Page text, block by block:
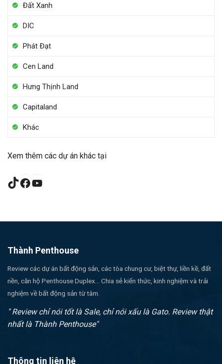
Đất Xanh
DIC
Phát Đạt
Cen Land
Hưng Thịnh Land
Capitaland
Khác
Xem thêm các dự án khác tại
TikTok
Facebook
Thành Penthouse
Review các dự án bất động sản, các tòa chung cư, biệt thự, liền kề, đất
nền, căn hộ Penthouse Duplex... Chia sẻ kiến thức, kinh nghiệm và trải
nghiệm về bất động sản từ tâm.
" Review chỉ nói tốt là Sale, chỉ nói xấu là Gato. Review thật
nhất là Thành Penthouse"
Thông tin liên hệ